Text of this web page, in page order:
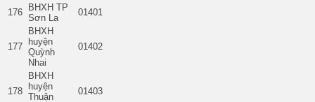
176
BHXH TP
Sơn La
01401
177
BHXH
huyện
Quỳnh
Nhai
01402
178
BHXH
huyện
Thuận
01403